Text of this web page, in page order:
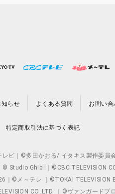
知らせ よくある質問 お問い合
特定商取引法に基づく表記
｜©多田かおる/ イタキス製作委
Studio Ghibli｜©CBC
メ～テレ ｜©TOKAI TELEVISION
CO.,LTD. ｜©ヴァンガード